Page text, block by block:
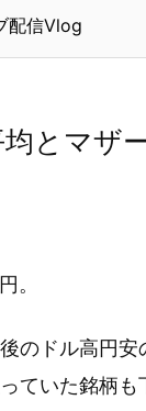
配信Vlog
とマザ
。
のドル高円
ていた銘柄も